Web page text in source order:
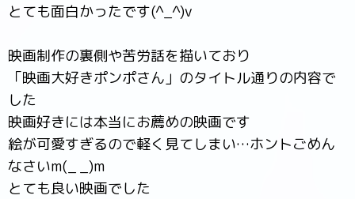
とても面白かったです(^_^)v
映画制作の裏側や苦労話を描いており
「映画大好きポンポさん」のタイトル通りの内容で
した
映画好きには本当にお薦めの映画です
絵が可愛すぎるので軽く見てしまい…ホントごめん
なさいm(_ _)m
とても良い映画でした